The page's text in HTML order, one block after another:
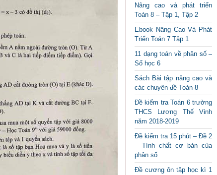
Nâng cao và phát triển
Toán 8 – Tập 1, Tập 2
Ebook Nâng Cao Và Phát
Triển Toán 7 Tập 1
11 dạng toán về phân số –
Số học 6
Sách Bài tập nâng cao và
các chuyên đề Toán 8
Đề kiểm tra Toán 6 trường
THCS Lương Thế Vinh
năm 2018-2019
Đề kiểm tra 15 phút – Đề 2
– Tính chất cơ bản của
phân số
Đề cương ôn tập học kì 1